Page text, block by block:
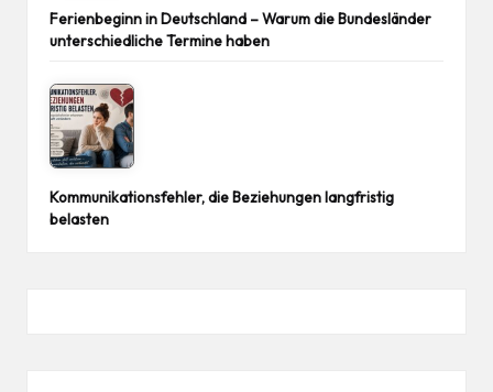
Ferienbeginn in Deutschland – Warum die Bundesländer
unterschiedliche Termine haben
Kommunikationsfehler, die Beziehungen langfristig
belasten